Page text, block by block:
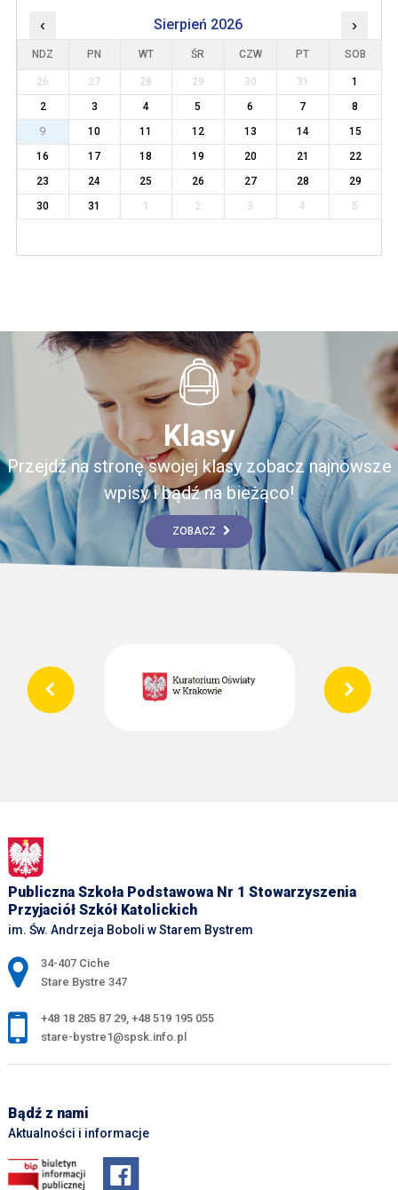
‹ Sierpień 2026 ›
NDZ PN WT ŚR CZW PT SOB
26 27 28 29 30 31
1
2
3 4 5 6 7
8
9
10 11 12 13 14
15
16
17 18 19 20 21
22
23
24 25 26 27 28
29
30
31 1 2 3 4 5
Klasy
Przejdź na stronę swojej klasy zobacz najnowsze
wpisy i bądź na bieżąco!
ZOBACZ
Publiczna Szkoła Podstawowa Nr 1 Stowarzyszenia
Przyjaciół Szkół Katolickich
im. Św. Andrzeja Boboli w Starem Bystrem
Adres pocztowy:
34-407 Ciche
Stare Bystre 347
+48 18 285 87 29, +48 519 195 055
stare-bystre1@spsk.info.pl
Bądź z nami
Aktualności i informacje